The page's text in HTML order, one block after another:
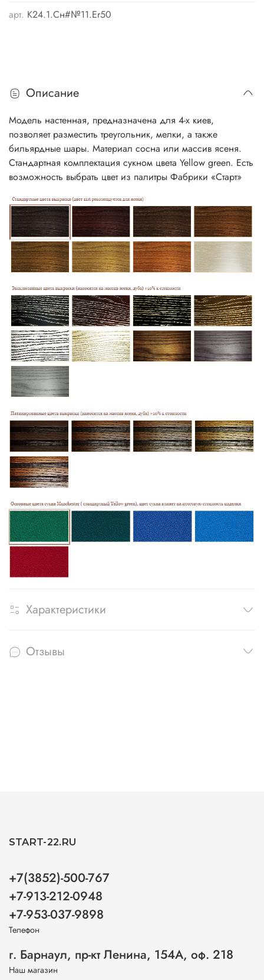
арт. К24.1.Сн#№11.Er50
Описание
Модель настенная, предназначена для 4-х киев,
позволяет разместить треугольник, мелки, а также
бильярдные шары. Материал сосна или массив ясеня.
Стандартная комплектация сукном цвета Yellow green. Есть
возможность выбрать цвет из палитры Фабрики «Старт»
Характеристики
Отзывы
START-22.RU
+7(3852)-500-767
+7-913-212-0948
+7-953-037-9898
Телефон
г. Барнаул, пр-кт Ленина, 154А, оф. 218
Наш магазин